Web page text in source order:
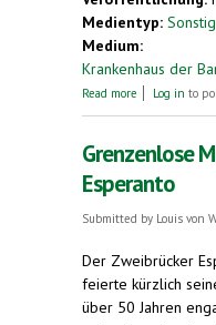
Medientyp:
Medium:
Krankenhaus der
Read more about
Log in to
Grenzenlose
Esperanto
Submitted by Louis von
Der Zweibrücker
feierte kürzlich
über 50 Jahren